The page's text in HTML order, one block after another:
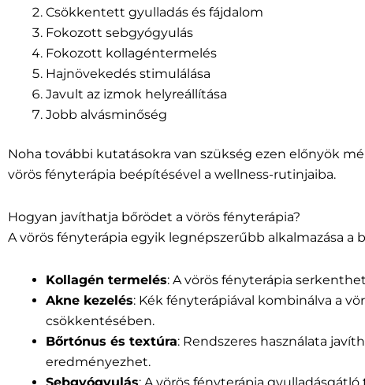
Csökkentett gyulladás és fájdalom
Fokozott sebgyógyulás
Fokozott kollagéntermelés
Hajnövekedés stimulálása
Javult az izmok helyreállítása
Jobb alvásminőség
Noha további kutatásokra van szükség ezen előnyök
vörös fényterápia beépítésével a wellness-rutinjaiba.
Hogyan javíthatja bőrödet a vörös fényterápia?
A vörös fényterápia egyik legnépszerűbb alkalmazása
Kollagén termelés: A vörös fényterápia
Akne kezelés: Kék fényterápiával kombinálva a
csökkentésében.
Bőrtónus és textúra: Rendszeres használata
eredményezhet.